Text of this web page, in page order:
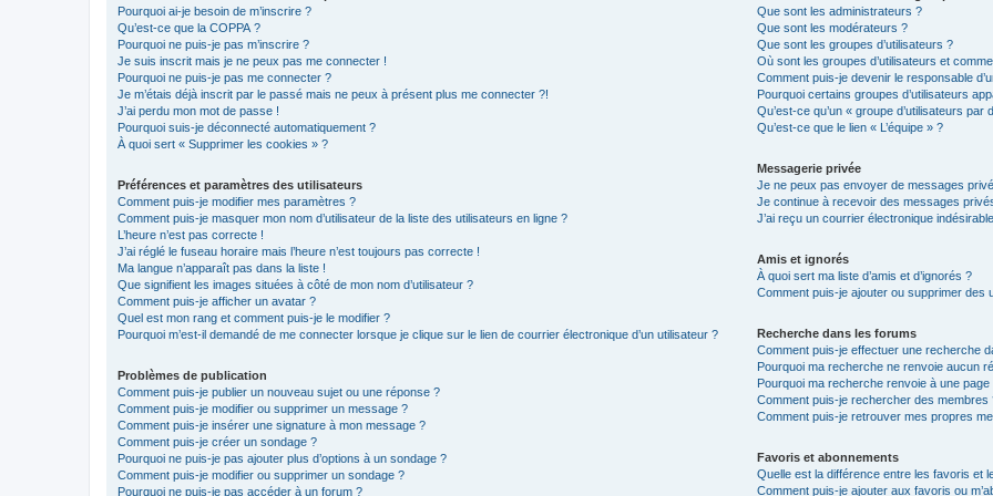
Pourquoi ai-je besoin de m’inscrire ?
Qu’est-ce que la COPPA ?
Pourquoi ne puis-je pas m’inscrire ?
Je suis inscrit mais je ne peux pas me connecter !
Pourquoi ne puis-je pas me connecter ?
Je m’étais déjà inscrit par le passé mais ne peux à présent plus me connecter ?!
J’ai perdu mon mot de passe !
Pourquoi suis-je déconnecté automatiquement ?
À quoi sert « Supprimer les cookies » ?
Préférences et paramètres des utilisateurs
Comment puis-je modifier mes paramètres ?
Comment puis-je masquer mon nom d’utilisateur de la liste des utilisateurs en ligne ?
L’heure n’est pas correcte !
J’ai réglé le fuseau horaire mais l’heure n’est toujours pas correcte !
Ma langue n’apparaît pas dans la liste !
Que signifient les images situées à côté de mon nom d’utilisateur ?
Comment puis-je afficher un avatar ?
Quel est mon rang et comment puis-je le modifier ?
Pourquoi m’est-il demandé de me connecter lorsque je clique sur le lien de courrier électronique d’un utilisateur ?
Problèmes de publication
Comment puis-je publier un nouveau sujet ou une réponse ?
Comment puis-je modifier ou supprimer un message ?
Comment puis-je insérer une signature à mon message ?
Comment puis-je créer un sondage ?
Pourquoi ne puis-je pas ajouter plus d’options à un sondage ?
Comment puis-je modifier ou supprimer un sondage ?
Pourquoi ne puis-je pas accéder à un forum ?
Que sont les administrateurs ?
Que sont les modérateurs ?
Que sont les groupes d’utilisateurs ?
Où sont les groupes d’utilisateurs et
Comment puis-je devenir le responsable
Pourquoi certains groupes d’utilisateurs
Qu’est-ce qu’un « groupe d’utilisateurs par
Qu’est-ce que le lien « L’équipe » ?
Messagerie privée
Je ne peux pas envoyer de messages
Je continue à recevoir des messages
J’ai reçu un courrier électronique
Amis et ignorés
À quoi sert ma liste d’amis et d’ignorés ?
Comment puis-je ajouter ou supprimer des
Recherche dans les forums
Comment puis-je effectuer une recherche
Pourquoi ma recherche ne renvoie aucun
Pourquoi ma recherche renvoie à une page
Comment puis-je rechercher des membres
Comment puis-je retrouver mes propres
Favoris et abonnements
Quelle est la différence entre les favoris et
Comment puis-je ajouter aux favoris ou